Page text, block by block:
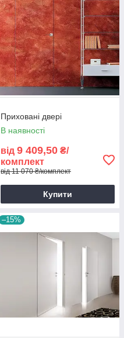
Приховані двері
В наявності
від 9 409,50 ₴/
комплект
від 11 070 ₴/комплект
Купити
–15%